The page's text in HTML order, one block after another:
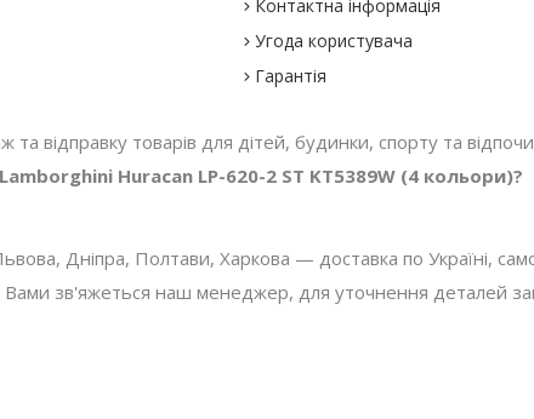
Контактна інформація
Угода користувача
Гарантія
та відправку товарів для дітей, будинки, спорту та
Huracan LP-620-2 ST KT5389W (4 кольори)?
Дніпра, Полтави, Харкова — доставка по Україні,
зв'яжеться наш менеджер, для уточнення деталей